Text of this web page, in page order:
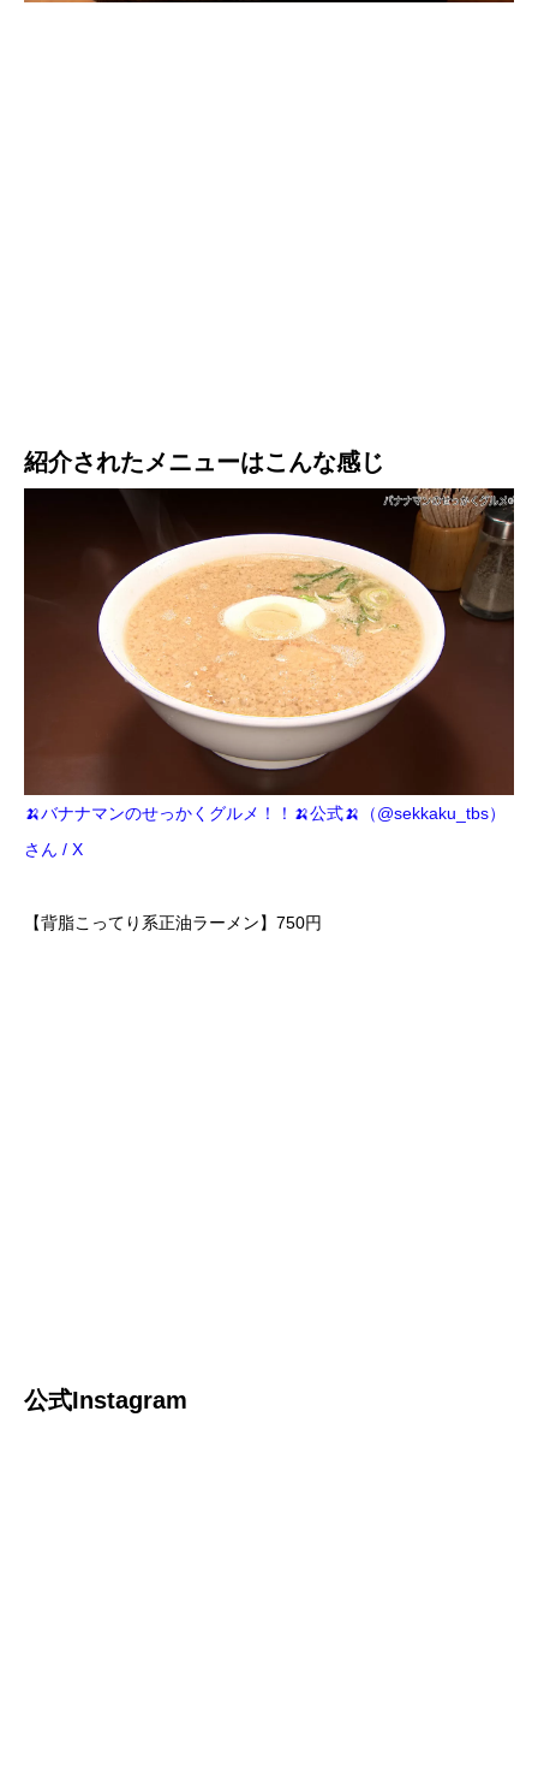
紹介されたメニューはこんな感じ
🍌バナナマンのせっかくグルメ！！🍌公式🍌（@sekkaku_tbs）
さん / X
【背脂こってり系正油ラーメン】750円
公式Instagram